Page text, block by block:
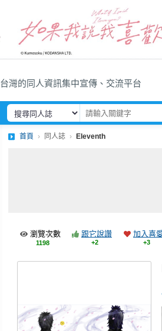
台灣的同人資訊集中宣傳、交流平台
首頁 同人誌 Eleventh
瀏覽次數
1198
跟它說讚
+2
加入喜
+3